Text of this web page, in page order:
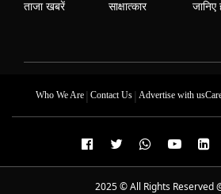
ताजा खबरें साक्षात्कार जानिए
Who We Are| Contact Us| Advertise with us
2025 © All Rights Reserved